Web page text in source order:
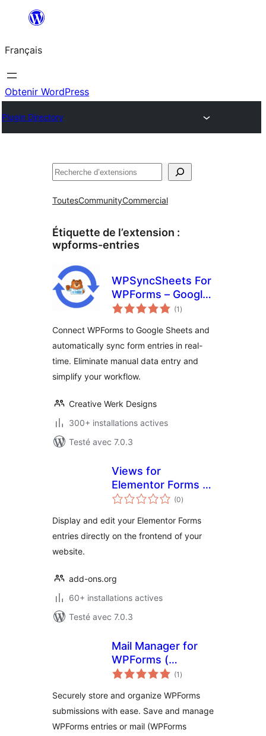
contenu
Français
Obtenir WordPress
Plugin Directory
Rechercher
ToutesCommunityCommercial
Étiquette de l’extension :
wpforms-entries
WPSyncSheets For
WPForms – Google
Sheets Connector
Real‑Time Data
Export
(1 notes
en
)
Connect WPForms to Google Sheets and
automatically sync form entries in real-
time. Eliminate manual data entry and
simplify your workflow.
Creative Werk Designs
300+ installations actives
Testé avec 7.0.3
Views for
Elementor Forms –
Display & Edit
your site frontend
(0notes
en
)
Display and edit your Elementor Forms
entries directly on the frontend of your
website.
add-ons.org
60+ installations actives
Testé avec 7.0.3
Mail Manager for
WPForms (
wpforms entries ) –
wpforms
(1 notes
en
)
Securely store and organize WPForms
submissions with ease. Save and manage
WPForms entries or mail (WPForms